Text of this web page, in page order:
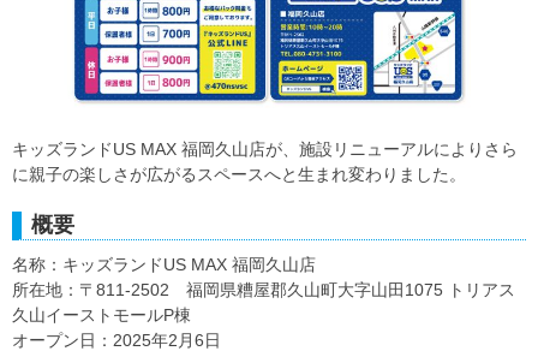
キッズランドUS MAX 福岡久山店が、施設リニューアルによりさら
に親子の楽しさが広がるスペースへと生まれ変わりました。
概要
名称：キッズランドUS MAX 福岡久山店
所在地：〒811-2502 福岡県糟屋郡久山町大字山田1075 トリアス
久山イーストモールP棟
オープン日：2025年2月6日